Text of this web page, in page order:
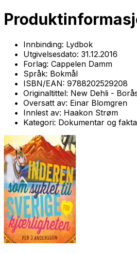
Innbinding: Lydbok
Utgivelsesdato: 31.12.2016
Forlag: Cappelen Damm
Språk: Bokmål
ISBN/EAN: 9788202529208
Originaltittel: New Dehli -
Oversatt av: Einar Blomgren
Innlest av: Haakon Strøm
Kategori: Dokumentar og fakta